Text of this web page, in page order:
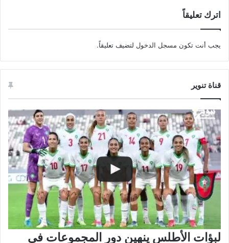
اترك تعليقاً
يجب أنت تكون مسجل الدخول لتضيف تعليقاً.
قناة تنوير
لبؤات الأطلس ينهين دور المجموعات في